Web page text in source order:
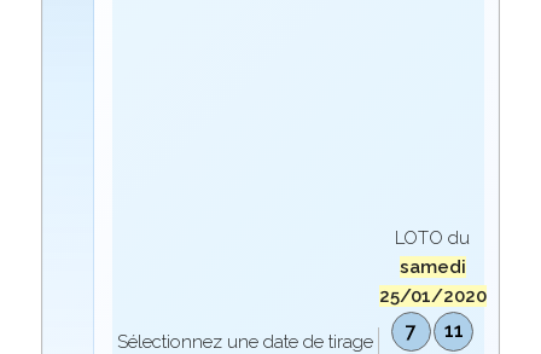
Sélectionnez une date de tirage
LOTO du
samedi
25/01/2020
7
11